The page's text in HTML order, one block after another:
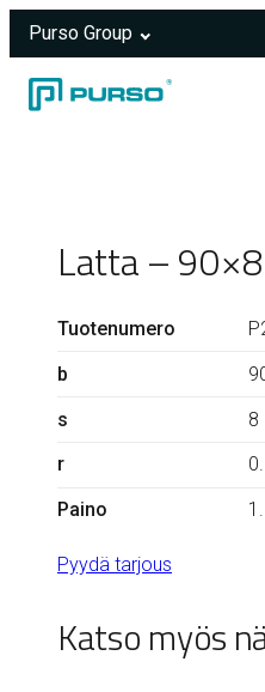
Purso Group
Latta –
Tuotenumero
b
s
8
r
Paino
Pyydä tarjous
Katso myös